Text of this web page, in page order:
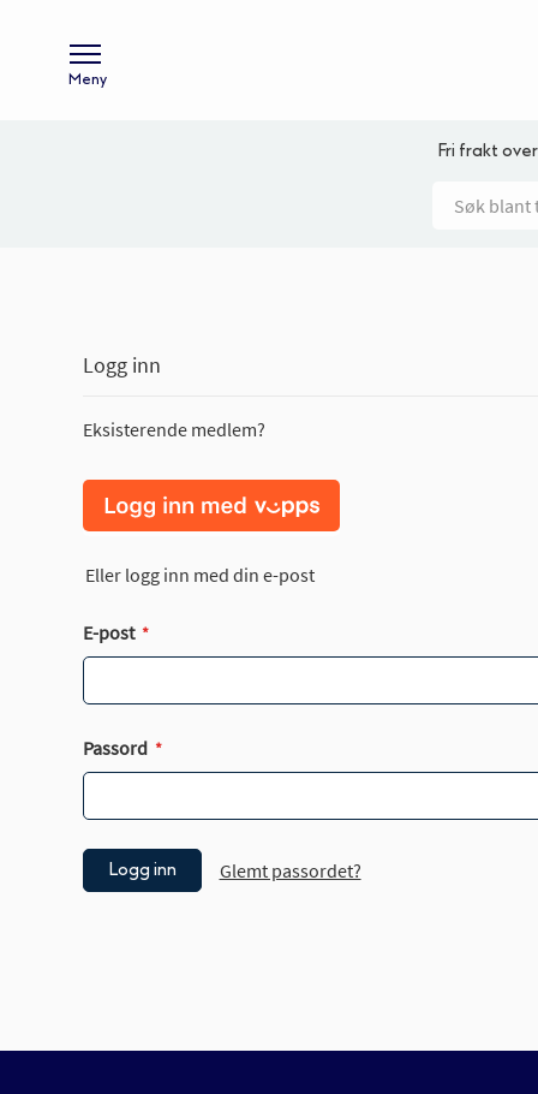
Meny
Fri frakt
Logg inn
Eksisterende medlem?
Eller logg inn med din e-post
E-post
Passord
Logg inn Glemt passordet?